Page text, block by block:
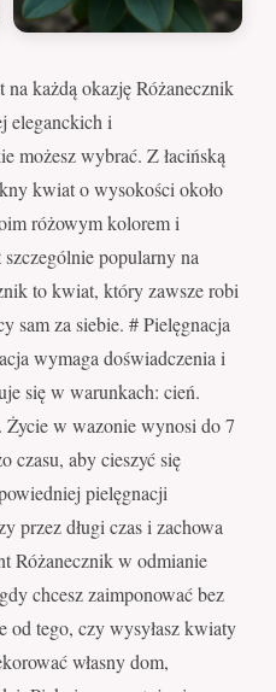
każdą okazję Różanecznik
eleganckich i
możesz wybrać. Z łacińską
kwiat o wysokości około
różowym kolorem i
popularny na
to kwiat, który zawsze robi
sam za siebie. # Pielęgnacja
wymaga doświadczenia i
się w warunkach: cień.
w wazonie wynosi do 7
czasu, aby cieszyć się
pielęgnacji
przez długi czas i zachowa
Różanecznik w odmianie
chcesz zaimponować bez
od tego, czy wysyłasz kwiaty
własny dom,